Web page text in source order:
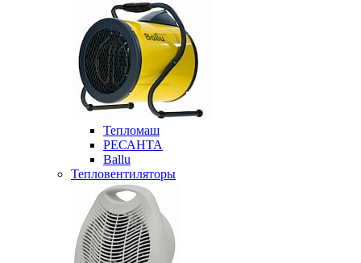
Тепломаш
РЕСАНТА
Ballu
Тепловентиляторы